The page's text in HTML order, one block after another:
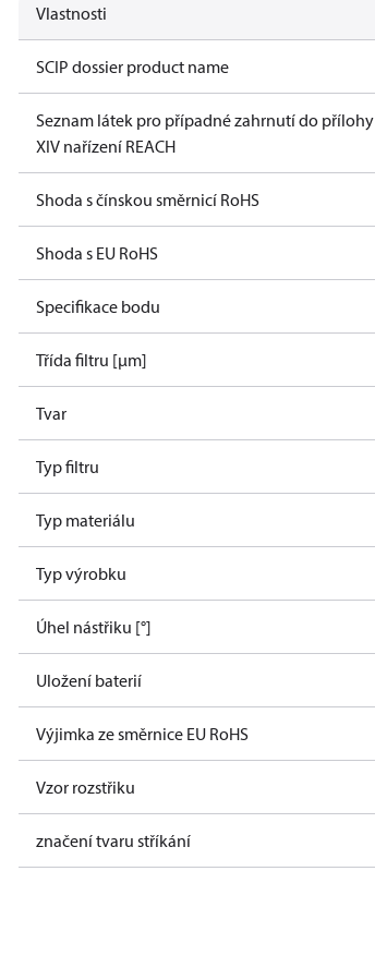
Vlastnosti
SCIP dossier product name
Seznam látek pro případné zahrnutí do přílohy
XIV nařízení REACH
Shoda s čínskou směrnicí RoHS
Shoda s EU RoHS
Specifikace bodu
Třída filtru [µm]
Tvar
Typ filtru
Typ materiálu
Typ výrobku
Úhel nástřiku [°]
Uložení baterií
Výjimka ze směrnice EU RoHS
Vzor rozstřiku
značení tvaru stříkání